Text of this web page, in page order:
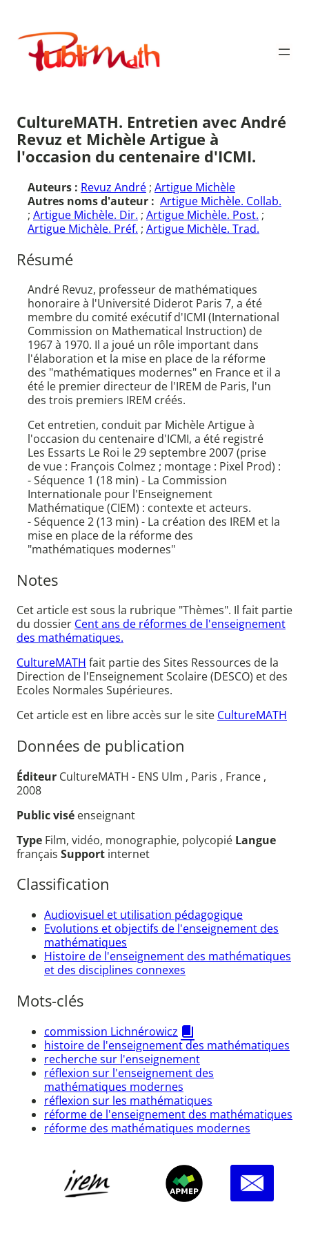
contenu
Publimath
CultureMATH. Entretien avec André
Revuz et Michèle Artigue à
l'occasion du centenaire d'ICMI.
Auteurs : Revuz André ; Artigue Michèle
Autres noms d'auteur : Artigue Michèle. Collab.
; Artigue Michèle. Dir. ; Artigue Michèle. Post. ;
Artigue Michèle. Préf. ; Artigue Michèle. Trad.
Résumé
André Revuz, professeur de mathématiques
honoraire à l'Université Diderot Paris 7, a été
membre du comité exécutif d'ICMI (International
Commission on Mathematical Instruction) de
1967 à 1970. Il a joué un rôle important dans
l'élaboration et la mise en place de la réforme
des "mathématiques modernes" en France et il a
été le premier directeur de l'IREM de Paris, l'un
des trois premiers IREM créés.
Cet entretien, conduit par Michèle Artigue à
l'occasion du centenaire d'ICMI, a été registré
Les Essarts Le Roi le 29 septembre 2007 (prise
de vue : François Colmez ; montage : Pixel Prod) :
- Séquence 1 (18 min) - La Commission
Internationale pour l'Enseignement
Mathématique (CIEM) : contexte et acteurs.
- Séquence 2 (13 min) - La création des IREM et la
mise en place de la réforme des
"mathématiques modernes"
Notes
Cet article est sous la rubrique "Thèmes". Il fait partie
du dossier Cent ans de réformes de l'enseignement
des mathématiques.
CultureMATH fait partie des Sites Ressources de la
Direction de l'Enseignement Scolaire (DESCO) et des
Ecoles Normales Supérieures.
Cet article est en libre accès sur le site CultureMATH
Données de publication
Éditeur CultureMATH - ENS Ulm , Paris , France ,
2008
Public visé enseignant
Type Film, vidéo, monographie, polycopié Langue
français Support internet
Classification
Audiovisuel et utilisation pédagogique
Evolutions et objectifs de l'enseignement des
mathématiques
Histoire de l'enseignement des mathématiques
et des disciplines connexes
Mots-clés
commission Lichnérowicz
histoire de l'enseignement des mathématiques
recherche sur l'enseignement
réflexion sur l'enseignement des
mathématiques modernes
réflexion sur les mathématiques
réforme de l'enseignement des mathématiques
réforme des mathématiques modernes